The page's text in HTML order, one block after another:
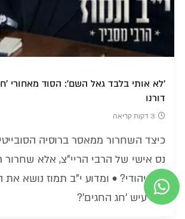
'לא אותי בלבד גאל השם': הסוד מאחורי
דורנו
3 דקות קריאה
כיצד השחרור ממאסר ברוסיה
נס אישי של הרבי הריי"צ, אלא שחרור
לכל יהודי? • ומדוע י"ב תמוז נושא את
המרעיש 'חג החגים'?